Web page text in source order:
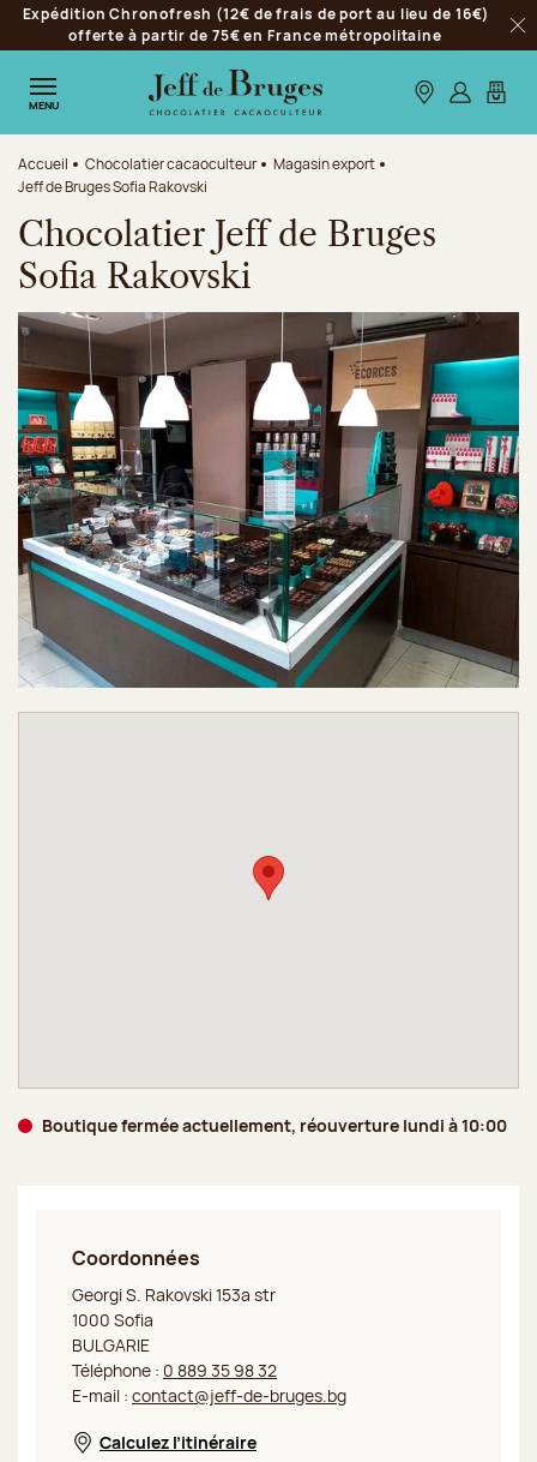
Aller à la navigation
Aller au contenu principal
Aller au pied de page
Expédition Chronofresh (12€ de frais de port au lieu de 16€)
offerte à partir de 75€ en France métropolitaine
MENU Nos boutiques
S’identifier
Mon
Accueil Chocolatier cacaoculteur
Magasin export
Jeff de Bruges Sofia Rakovski
Chocolatier Jeff de Bruges
Sofia Rakovski
Boutique fermée actuellement, réouverture lundi à 10:00
Coordonnées
Jeff de Bruges Sofia Rakovski
Georgi S. Rakovski 153a str
1000 Sofia
BULGARIE
Téléphone : 0 889 35 98 32
E-mail : contact@jeff-de-bruges.bg
Nouvelle fenêtre
Calculez l’itinéraire